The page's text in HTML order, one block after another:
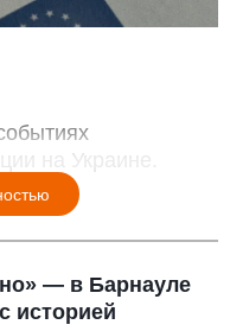
на Украине.
— в Барнауле
историей